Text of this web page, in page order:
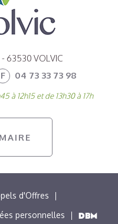
63530 VOLVIC
F 04 73 33 73 98
à 12h15 et de 13h30 à 17h
d'Offres
personnelles